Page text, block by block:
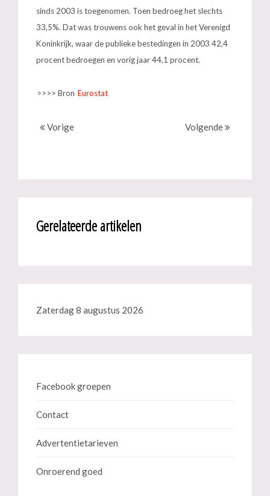
sinds 2003 is toegenomen. Toen bedroeg het slechts
33,5%. Dat was trouwens ook het geval in het Verenigd
Koninkrijk, waar de publieke bestedingen in 2003 42,4
procent bedroegen en vorig jaar 44,1 procent.
>>>> Bron Eurostat
Vorige Volgende
Gerelateerde artikelen
Zaterdag 8 augustus 2026
Facebook groepen
Contact
Advertentietarieven
Onroerend goed